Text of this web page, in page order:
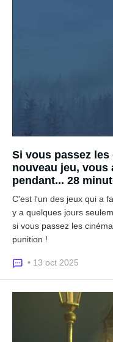
Si vous passez
nouveau jeu,
pendant... 28
C'est l'un des jeux qui a
y a quelques jours
si vous passez les
punition !
• 13 oct 2025